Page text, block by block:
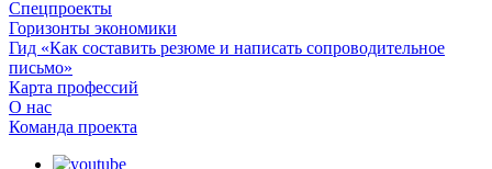
Спецпроекты
Горизонты экономики
Гид «Как составить резюме и написать сопроводительное
письмо»
Карта профессий
О наc
Команда проекта